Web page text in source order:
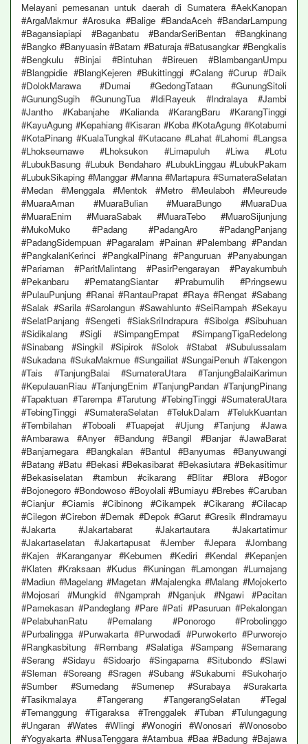
Melayani pemesanan untuk daerah di Sumatera #AekKanopan
#ArgaMakmur #Arosuka #Balige #BandaAceh #BandarLampung
#Bagansiapiapi #Baganbatu #BandarSeriBentan #Bangkinang
#Bangko #Banyuasin #Batam #Baturaja #Batusangkar #Bengkalis
#Bengkulu #Binjai #Bintuhan #Bireuen #BlambanganUmpu
#Blangpidie #BlangKejeren #Bukittinggi #Calang #Curup #Daik
#DolokMarawa #Dumai #GedongTataan #GunungSitoli
#GunungSugih #GunungTua #IdiRayeuk #Indralaya #Jambi
#Jantho #Kabanjahe #Kalianda #KarangBaru #KarangTinggi
#KayuAgung #Kepahiang #Kisaran #Koba #KotaAgung #Kotabumi
#KotaPinang #KualaTungkal #Kutacane #Lahat #Lahomi #Langsa
#Lhokseumawe #Lhoksukon #Limapuluh #Liwa #Lotu
#LubukBasung #Lubuk Bendaharo #LubukLinggau #LubukPakam
#LubukSikaping #Manggar #Manna #Martapura #SumateraSelatan
#Medan #Menggala #Mentok #Metro #Meulaboh #Meureude
#MuaraAman #MuaraBulian #MuaraBungo #MuaraDua
#MuaraEnim #MuaraSabak #MuaraTebo #MuaroSijunjung
#MukoMuko #Padang #PadangAro #PadangPanjang
#PadangSidempuan #Pagaralam #Painan #Palembang #Pandan
#PangkalanKerinci #PangkalPinang #Panguruan #Panyabungan
#Pariaman #ParitMalintang #PasirPengarayan #Payakumbuh
#Pekanbaru #PematangSiantar #Prabumulih #Pringsewu
#PulauPunjung #Ranai #RantauPrapat #Raya #Rengat #Sabang
#Salak #Sarila #Sarolangun #Sawahlunto #SeiRampah #Sekayu
#SelatPanjang #Sengeti #SiakSriIndrapura #Sibolga #Sibuhuan
#Sidikalang #Sigli #SimpangEmpat #SimpangTigaRedelong
#Sinabang #Singkil #Sipirok #Solok #Stabat #Subulussalam
#Sukadana #SukaMakmue #Sungailiat #SungaiPenuh #Takengon
#Tais #TanjungBalai #SumateraUtara #TanjungBalaiKarimun
#KepulauanRiau #TanjungEnim #TanjungPandan #TanjungPinang
#Tapaktuan #Tarempa #Tarutung #TebingTinggi #SumateraUtara
#TebingTinggi #SumateraSelatan #TelukDalam #TelukKuantan
#Tembilahan #Toboali #Tuapejat #Ujung #Tanjung #Jawa
#Ambarawa #Anyer #Bandung #Bangil #Banjar #JawaBarat
#Banjarnegara #Bangkalan #Bantul #Banyumas #Banyuwangi
#Batang #Batu #Bekasi #Bekasibarat #Bekasiutara #Bekasitimur
#Bekasiselatan #tambun #cikarang #Blitar #Blora #Bogor
#Bojonegoro #Bondowoso #Boyolali #Bumiayu #Brebes #Caruban
#Cianjur #Ciamis #Cibinong #Cikampek #Cikarang #Cilacap
#Cilegon #Cirebon #Demak #Depok #Garut #Gresik #Indramayu
#Jakarta #Jakartabarat #Jakartautara #Jakartatimur
#Jakartaselatan #Jakartapusat #Jember #Jepara #Jombang
#Kajen #Karanganyar #Kebumen #Kediri #Kendal #Kepanjen
#Klaten #Kraksaan #Kudus #Kuningan #Lamongan #Lumajang
#Madiun #Magelang #Magetan #Majalengka #Malang #Mojokerto
#Mojosari #Mungkid #Ngamprah #Nganjuk #Ngawi #Pacitan
#Pamekasan #Pandeglang #Pare #Pati #Pasuruan #Pekalongan
#PelabuhanRatu #Pemalang #Ponorogo #Probolinggo
#Purbalingga #Purwakarta #Purwodadi #Purwokerto #Purworejo
#Rangkasbitung #Rembang #Salatiga #Sampang #Semarang
#Serang #Sidayu #Sidoarjo #Singaparna #Situbondo #Slawi
#Sleman #Soreang #Sragen #Subang #Sukabumi #Sukoharjo
#Sumber #Sumedang #Sumenep #Surabaya #Surakarta
#Tasikmalaya #Tangerang #TangerangSelatan #Tegal
#Temanggung #Tigaraksa #Trenggalek #Tuban #Tulungagung
#Ungaran #Wates #Wlingi #Wonogiri #Wonosari #Wonosobo
#Yogyakarta #NusaTenggara #Atambua #Baa #Badung #Bajawa